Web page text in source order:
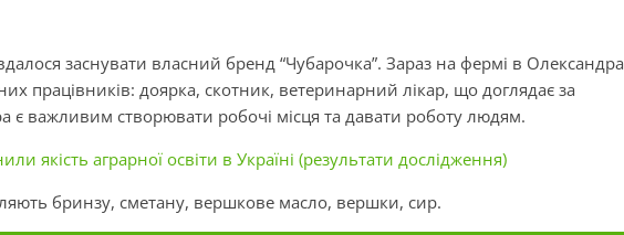
заснувати власний бренд “Чубарочка”. Зараз на фермі в Олександра
працівників: доярка, скотник, ветеринарний лікар, що доглядає за
є важливим створювати робочі місця та давати роботу людям.
якість аграрної освіти в Україні (результати дослідження)
бринзу, сметану, вершкове масло, вершки, сир.